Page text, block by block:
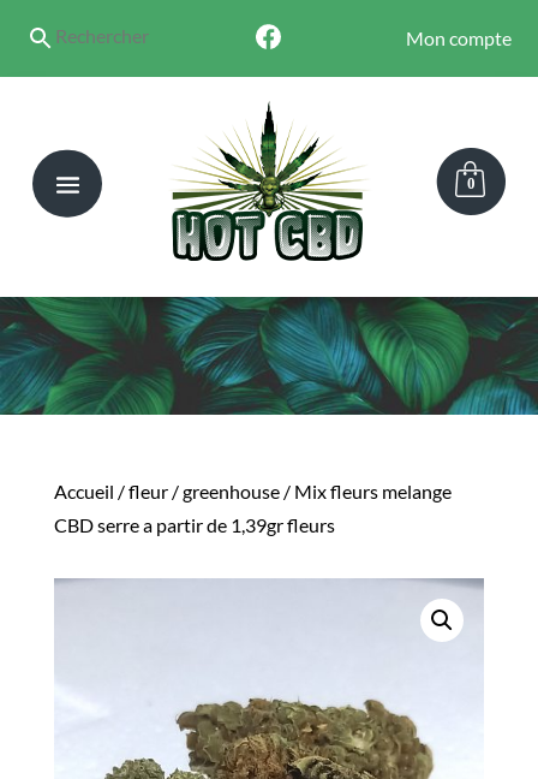
Mon compte
0
Accueil /fleur/greenhouse/ Mix fleurs melange
CBD serre a partir de 1,39gr fleurs